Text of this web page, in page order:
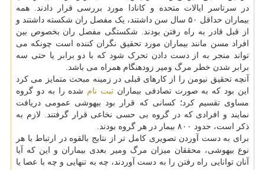
در سرتاسر ایالات متحده و کانادا مورد بررسی قرار دادند. همه
بیماران حداقل ۵۰ سال سن داشتند، یک مفصل ران شکسته داشتند و
از قبل قادر به راه رفتن بودند. شکستگی مفصل ران بخصوص بین
افراد مسن مانند بیماران مورد تحقیق نگران کننده است چونکه می
تواند منجر به از دست دادن تحرک شود که با دو برابر یا حتی سه
برابر شدن خطر مرگ ومیر زودهنگام همراه می باشد.
آنچه تحقیق نیومن را از کارهای قبلی در زمینه مبحث متمایز می کرد
این بود که به صورت تصادفی بیماران ثبت نام شده را به دو گروه
مساوی تقسیم کرد؛ کسانی که قرار بود بیهوشی عمومی دریافت
نمایند و افرادی که در گروه بی حسی نخاعی قرار گرفتند. لازم به
ذکر است، حدود ۸۰۰ بیمار در هر گروه بودند.
برای به دست آوردن تصویری کامل تر از نتایج بالقوه در ارتباط با هر
نوع بیهوشی، محققان میزان مرگ ومیر بعدی بیماران و این که آیا
آنان توانایی راه رفتن را به دست آوردند، چه به تنهایی و چه با عصا یا